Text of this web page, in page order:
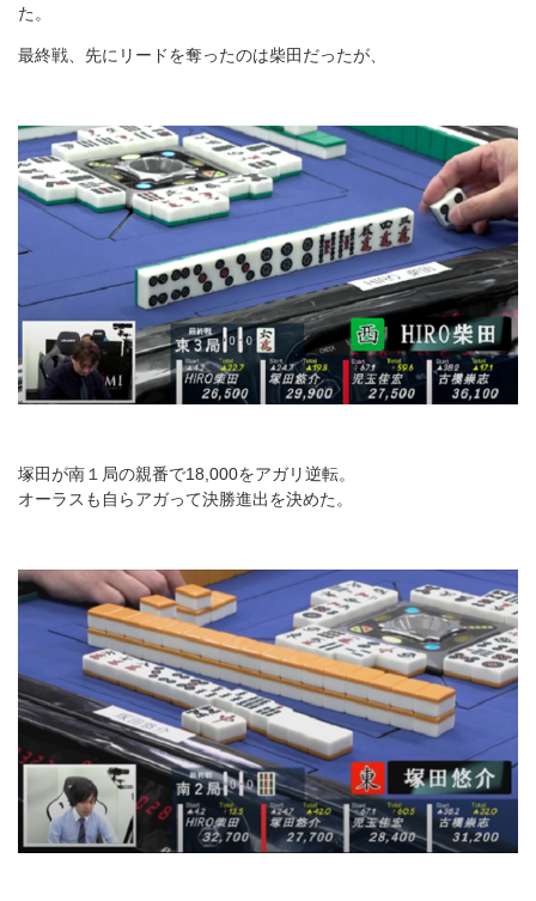
た。
最終戦、先にリードを奪ったのは柴田だったが、
塚田が南１局の親番で18,000をアガリ逆転。
オーラスも自らアガって決勝進出を決めた。